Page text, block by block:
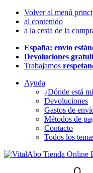
Volver al menú
al contenido
a la cesta de la
España: envío
Devoluciones
Trabajamos
Ayuda
¿Dónde está
Devoluciones
Gastos de
Métodos de
Contacto
Todos los